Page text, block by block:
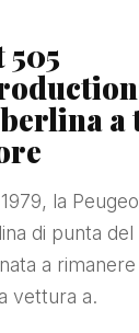
505
a
la
di punta
a
vettura a.